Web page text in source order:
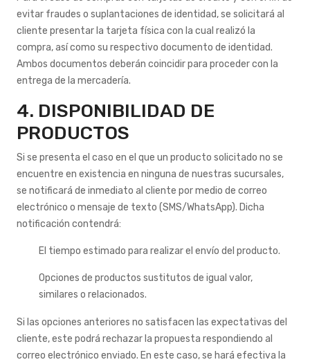
evitar fraudes o suplantaciones de identidad, se solicitará al
cliente presentar la tarjeta física con la cual realizó la
compra, así como su respectivo documento de identidad.
Ambos documentos deberán coincidir para proceder con la
entrega de la mercadería.
4. DISPONIBILIDAD DE
PRODUCTOS
Si se presenta el caso en el que un producto solicitado no se
encuentre en existencia en ninguna de nuestras sucursales,
se notificará de inmediato al cliente por medio de correo
electrónico o mensaje de texto (SMS/WhatsApp). Dicha
notificación contendrá:
El tiempo estimado para realizar el envío del producto.
Opciones de productos sustitutos de igual valor,
similares o relacionados.
Si las opciones anteriores no satisfacen las expectativas del
cliente, este podrá rechazar la propuesta respondiendo al
correo electrónico enviado. En este caso, se hará efectiva la